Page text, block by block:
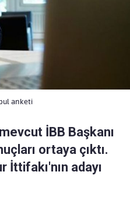
anketi
İBB Başkanı
ortaya çıktı.
adayı